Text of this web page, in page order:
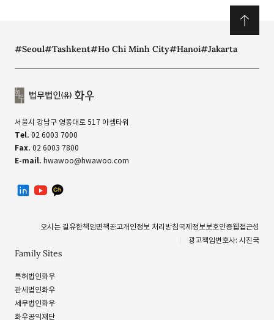
#Seoul#Tashkent#Ho Chi Minh City#Hanoi#Jakarta
서울시 강남구 영동대로 517 아셈타워
Tel. 02 6003 7000
Fax. 02 6003 7800
E-mail. hwawoo@hwawoo.com
Family Sites
특허법인화우
관세법인화우
세무법인화우
화우공익재단
오시는 길 유한책임면책공고개인정보 처리방침국제정보보호인증웹접근성
광고책임변호사: 시진국